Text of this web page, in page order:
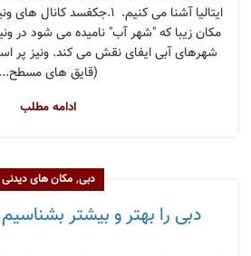
مکان زیبا که "شهر آب" نامیده می شود در
شهرهای آبی ایفای نقش می کند. ونیز پر
(قایق های مسطح...
ادامه مطلب
دبی,مکان های دیدنی
دبی را بهتر و بیشتر